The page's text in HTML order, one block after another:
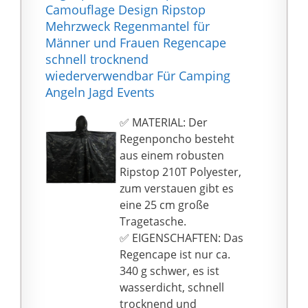
zusammenfalten. Er ist
platzsparend und leicht
zu tragen. Er ist ein
guter Begleiter für
Reisen an regnerischen
oder sogar
als Regenschutz,
Unterlage, oder als
Tarp. Jagd,outdoor
survival, wandern
zubehör, outdoor
zubehör, camouflage
jacke herren, poncho
herren winter, rain coat
men, rain coat
regenponcho
herren wasserdicht,
regenponcho
✅[ Ultraleicht und
Tragbar Regencape ]
Der Regenponcho
herren wiegt nur 320 g
(0.7 lb) und lässt sich
leicht in einen kleinen
zusammenfalten. Die
Faltgröße beträgt 24 *
15 cm (9.4" * 5.9"). Die
Displaygröße dieses
Ponchos beträgt 216 *
141 cm (85" * 55,5"),
groß genug, um auch
einen 50L Rucksack
abzudecken. Es bietet
eine hervorragende
Bewegungsfreiheit,
Aktivitäten,
Bergsteigen, Wandern,
Freizeitparkspielen,
Angeln, Camping und
sogar verschiedene
Aufführungen
Camouflage Design Ripstop
Mehrzweck Regenmantel für
Männer und Frauen Regencape
schnell trocknend
wiederverwendbar Für Camping
Angeln Jagd Events
✅ MATERIAL: Der
Regenponcho besteht
aus einem robusten
Ripstop 210T Polyester,
zum verstauen gibt es
eine 25 cm große
Tragetasche.
✅ EIGENSCHAFTEN: Das
Regencape ist nur ca.
340 g schwer, es ist
wasserdicht, schnell
trocknend und